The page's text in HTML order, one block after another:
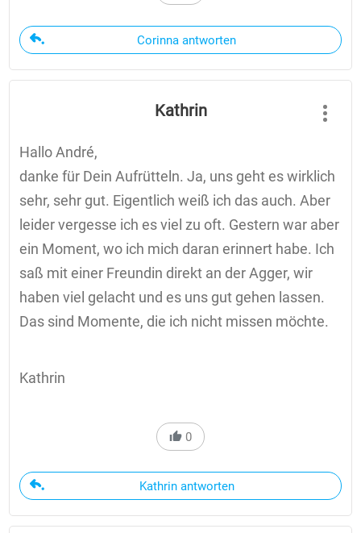
Corinna antworten
Kathrin
Hallo André,
danke für Dein Aufrütteln. Ja, uns geht es wirklich
sehr, sehr gut. Eigentlich weiß ich das auch. Aber
leider vergesse ich es viel zu oft. Gestern war aber
ein Moment, wo ich mich daran erinnert habe. Ich
saß mit einer Freundin direkt an der Agger, wir
haben viel gelacht und es uns gut gehen lassen.
Das sind Momente, die ich nicht missen möchte.
Kathrin
0
Kathrin antworten